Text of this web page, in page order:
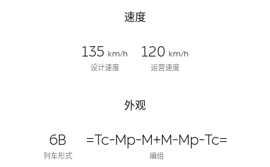
速度
135
km/h
设计速度
120
km/h
运营速度
外观
6B
列车形式
=Tc-Mp-M+M-Mp-Tc=
编组